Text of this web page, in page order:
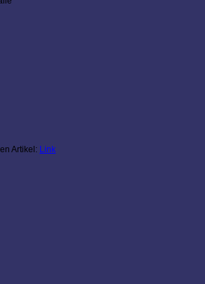
Artikel: Link